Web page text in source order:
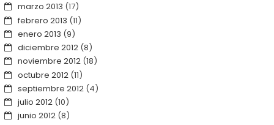
marzo 2013 (17)
febrero 2013 (11)
enero 2013 (9)
diciembre 2012(8)
noviembre 2012(18)
octubre 2012(11)
septiembre 2012(4)
julio 2012(10)
junio 2012(8)